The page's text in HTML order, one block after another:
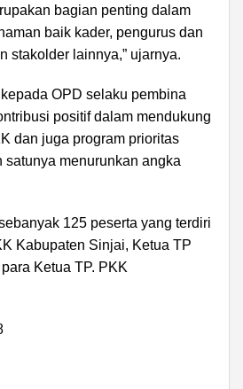
bagian penting dalam
baik kader, pengurus dan
stakolder lainnya,” ujarnya.
OPD selaku pembina
positif dalam mendukung
dan juga program prioritas
satunya menurunkan angka
125 peserta yang terdiri
Kabupaten Sinjai, Ketua TP
Ketua TP. PKK